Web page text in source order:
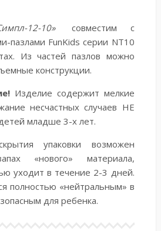
12-10»
совместим с
пазлами FunKids серии NT10
Из частей пазлов можно
конструкции.
Изделие содержит мелкие
несчастных случаев НЕ
младше 3-х лет.
упаковки возможен
«нового» материала,
уходит в течение 2-3 дней.
полностью «нейтральным» в
для ребенка.